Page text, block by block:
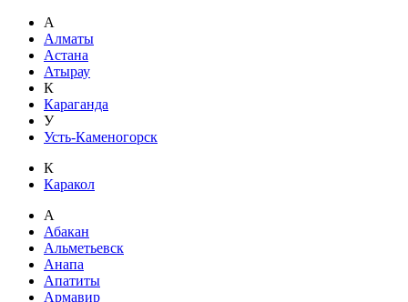
А
Алматы
Астана
Атырау
К
Караганда
У
Усть-Каменогорск
К
Каракол
А
Абакан
Альметьевск
Анапа
Апатиты
Армавир